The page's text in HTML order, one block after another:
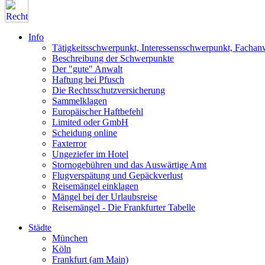
Info
Tätigkeitsschwerpunkt, Interessensschwerpunkt,
Beschreibung der Schwerpunkte
Der "gute" Anwalt
Haftung bei Pfusch
Die Rechtsschutzversicherung
Sammelklagen
Europäischer Haftbefehl
Limited oder GmbH
Scheidung online
Faxterror
Ungeziefer im Hotel
Stornogebühren und das Auswärtige Amt
Flugverspätung und Gepäckverlust
Reisemängel einklagen
Mängel bei der Urlaubsreise
Reisemängel - Die Frankfurter Tabelle
Städte
München
Köln
Frankfurt (am Main)